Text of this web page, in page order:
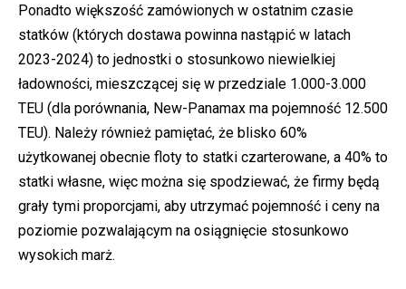
Ponadto większość zamówionych w ostatnim czasie
statków (których dostawa powinna nastąpić w latach
2023-2024) to jednostki o stosunkowo niewielkiej
ładowności, mieszczącej się w przedziale 1.000-3.000
TEU (dla porównania, New-Panamax ma pojemność 12.500
TEU). Należy również pamiętać, że blisko 60%
użytkowanej obecnie floty to statki czarterowane, a 40% to
statki własne, więc można się spodziewać, że firmy będą
grały tymi proporcjami, aby utrzymać pojemność i ceny na
poziomie pozwalającym na osiągnięcie stosunkowo
wysokich marż.